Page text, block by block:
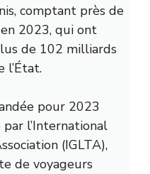
comptant près de
2023, qui ont
de 102 milliards
l’État.
pour 2023
l’International
(IGLTA),
de voyageurs